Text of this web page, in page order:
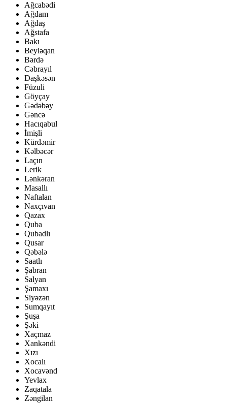
Ağcabədi
Ağdam
Ağdaş
Ağstafa
Bakı
Beyləqan
Bərdə
Cəbrayıl
Daşkəsən
Füzuli
Göyçay
Gədəbəy
Gəncə
Hacıqabul
İmişli
Kürdəmir
Kəlbəcər
Laçın
Lerik
Lənkəran
Masallı
Naftalan
Naxçıvan
Qazax
Quba
Qubadlı
Qusar
Qəbələ
Saatlı
Şabran
Salyan
Şamaxı
Siyəzən
Sumqayıt
Şuşa
Şəki
Xaçmaz
Xankəndi
Xızı
Xocalı
Xocavənd
Yevlax
Zaqatala
Zəngilan